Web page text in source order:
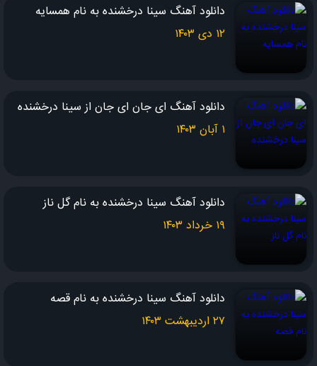
درد دیوونه چیه
چاره ی دردم تویی آره
راستی؟
که بشه هر چی
پای همه خوب و بدش واستی
کی مث من آخه
واست به هم می ریزه دنیارو
دانلود آهنگ سینا درخشنده به نام همسایه
۱۲ دی ۱۴۰۳
دانلود آهنگ ای جان ای جان از سینا درخشنده
۱ آبان ۱۴۰۳
دانلود آهنگ سینا درخشنده به نام گل ناز
۱۹ خرداد ۱۴۰۳
دانلود آهنگ سینا درخشنده به نام قصه
۲۷ اردیبهشت ۱۴۰۳